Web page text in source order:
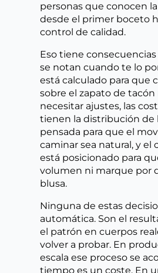
personas que conocen
desde el primer boceto
control de calidad.
Eso tiene
se notan cuando te lo
está calculado para que
sobre el zapato de
necesitar ajustes, las
tienen la distribución de
pensada para que el
caminar sea natural, y el
está posicionado para
volumen ni marque por
blusa.
Ninguna de estas
automática. Son el
el patrón en cuerpos
volver a probar. En
escala ese proceso se
tiempo es un coste. En